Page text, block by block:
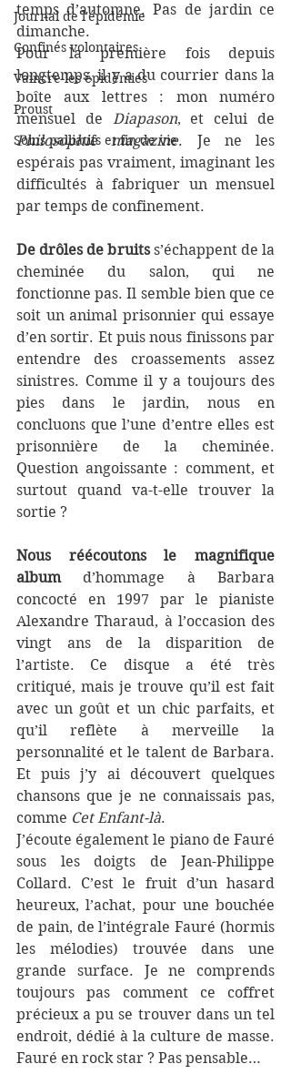
Journal de l'épidémie
Confinés volontaires
Vaincre les épidémies
Proust
Soins palliatifs et fin de vie
temps d’automne. Pas de jardin ce
dimanche.
Pour la première fois depuis
longtemps, il y a du courrier dans la
boîte aux lettres : mon numéro
mensuel de Diapason
Philosophie magazine. Je ne les
espérais pas vraiment, imaginant les
difficultés à fabriquer un mensuel
par temps de confinement.
De drôles de bruits s’échappent de la
cheminée du salon, qui ne
fonctionne pas. Il semble bien que ce
soit un animal prisonnier qui essaye
d’en sortir. Et puis nous finissons par
entendre des croassements assez
sinistres. Comme il y a toujours des
pies dans le jardin, nous en
concluons que l’une d’entre elles est
prisonnière de la cheminée.
Question angoissante : comment, et
surtout quand va-t-elle trouver la
sortie ?
Nous réécoutons le magnifique
album d’hommage à Barbara
concocté en 1997 par le pianiste
Alexandre Tharaud, à l’occasion des
vingt ans de la disparition de
l’artiste. Ce disque a été très
critiqué, mais je trouve qu’il est fait
avec un goût et un chic parfaits, et
qu’il reflète à merveille la
personnalité et le talent de Barbara.
Et puis j’y ai découvert quelques
chansons que je ne connaissais pas,
comme Cet Enfant-là.
J’écoute également le piano de Fauré
sous les doigts de Jean-Philippe
Collard. C’est le fruit d’un hasard
heureux, l’achat, pour une bouchée
de pain, de l’intégrale Fauré (hormis
les mélodies) trouvée dans une
grande surface. Je ne comprends
toujours pas comment ce coffret
précieux a pu se trouver dans un tel
endroit, dédié à la culture de masse.
Fauré en rock star ? Pas pensable…